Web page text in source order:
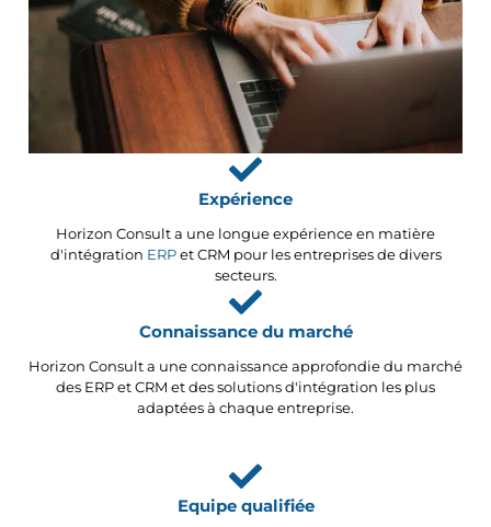
Expérience
Horizon Consult a une longue expérience en matière
d'intégration ERPet CRM pour les entreprises de divers
secteurs.
Connaissance du marché
Horizon Consult a une connaissance approfondie du marché
des ERP et CRM et des solutions d'intégration les plus
adaptées à chaque entreprise.
Equipe qualifiée